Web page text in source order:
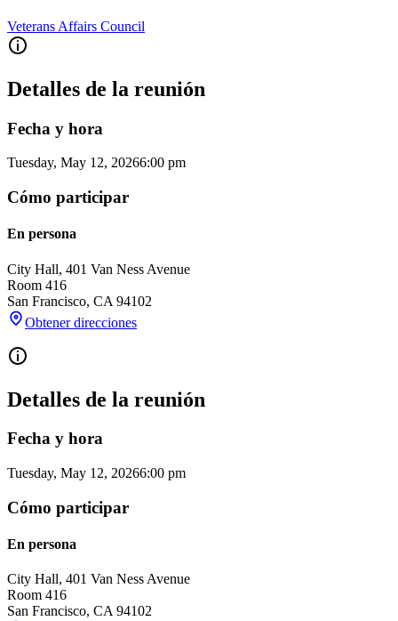
Veterans Affairs Council
Detalles de la reunión
Fecha y hora
Tuesday, May 12, 20266:00 pm
Cómo participar
En persona
City Hall, 401 Van Ness Avenue
Room 416
San Francisco, CA 94102
Obtener direcciones
Detalles de la reunión
Fecha y hora
Tuesday, May 12, 20266:00 pm
Cómo participar
En persona
City Hall, 401 Van Ness Avenue
Room 416
San Francisco, CA 94102